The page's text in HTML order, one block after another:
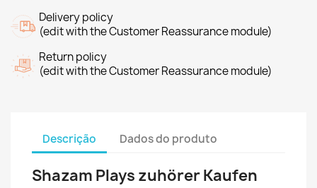
Delivery policy
(edit with the Customer Reassurance module)
Return policy
(edit with the Customer Reassurance module)
Descrição Dados do produto
Shazam Plays zuhörer Kaufen